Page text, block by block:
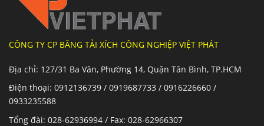
CÔNG TY CP BĂNG TẢI XÍCH CÔNG NGHIỆP VIỆT PHÁT
Địa chỉ: 127/31 Ba Vân, Phường 14, Quận Tân Bình, TP.HCM
Điện thoại: 0912136739 / 0919687733 / 0916226660 /
0933235588
Tổng đài: 028-62936994 / Fax: 028-62966307